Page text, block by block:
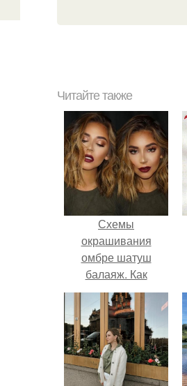
Читайте также
Схемы
окрашивания
омбре шатуш
балаяж. Как
выбрать
окрашивание для
себя